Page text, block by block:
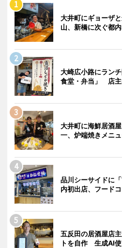
大井町にギョーザ
山、新橋に次ぐ都
大崎広小路にラン
食堂・弁当」 店主
大井町に海鮮居酒
一、炉端焼きメニ
品川シーサイドに
内初出店、フード
五反田の居酒屋店
トを自作 生成AI